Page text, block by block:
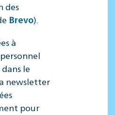
des
Brevo).
à
le
newsletter
pour